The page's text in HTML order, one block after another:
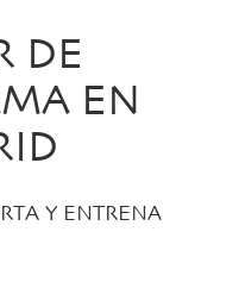
DE
EN
Y ENTRENA